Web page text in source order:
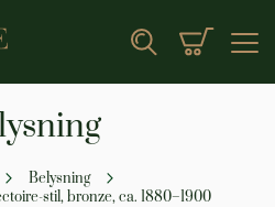
Search Min
Belysning
stil, bronze, ca. 1880–1900